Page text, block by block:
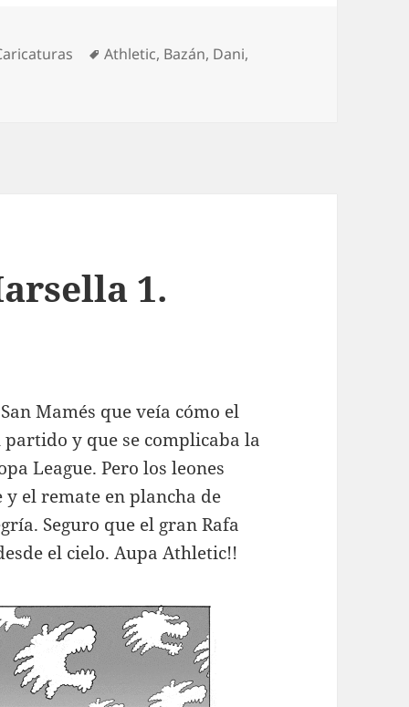
Etiquetas
Athletic, Bazán, Dani,
1.
Mamés que veía cómo el
y que se complicaba la
League. Pero los leones
el remate en plancha de
Seguro que el gran Rafa
el cielo. Aupa Athletic!!